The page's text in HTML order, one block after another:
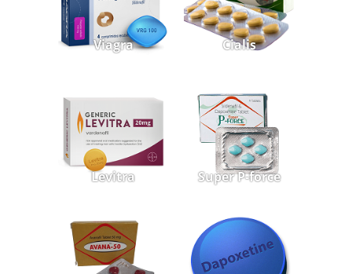
Viagra Cialis
Levitra Super P-force